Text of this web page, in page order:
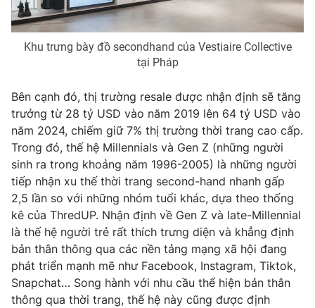
Khu trưng bày đồ secondhand của Vestiaire Collective
tại Pháp
Bên cạnh đó, thị trường resale được nhận định sẽ tăng
trưởng từ 28 tỷ USD vào năm 2019 lên 64 tỷ USD vào
năm 2024, chiếm giữ 7% thị trường thời trang cao cấp.
Trong đó, thế hệ Millennials và Gen Z (những người
sinh ra trong khoảng năm 1996-2005) là những người
tiếp nhận xu thế thời trang second-hand nhanh gấp
2,5 lần so với những nhóm tuổi khác, dựa theo thống
kê của ThredUP. Nhận định về Gen Z và late-Millennial
là thế hệ người trẻ rất thích trưng diện và khẳng định
bản thân thông qua các nền tảng mạng xã hội đang
phát triển mạnh mẽ như Facebook, Instagram, Tiktok,
Snapchat… Song hành với nhu cầu thể hiện bản thân
thông qua thời trang, thế hệ này cũng được định